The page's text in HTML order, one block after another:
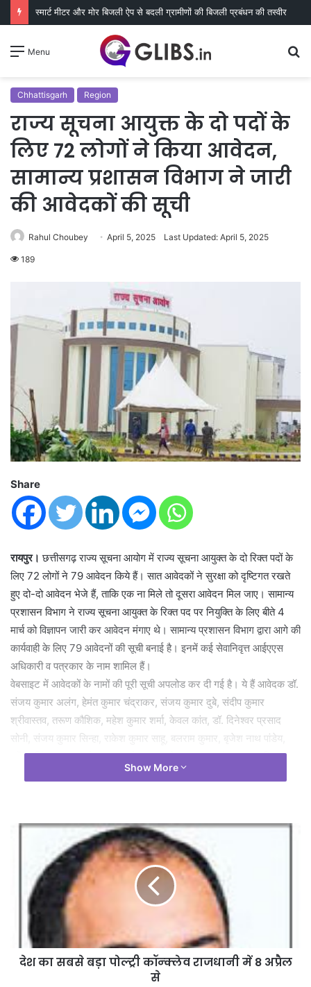
स्मार्ट मीटर और मोर बिजली ऐप से बदली ग्रामीणों की बिजली प्रबंधन की तस्वीर
Menu
Chhattisgarh Region
राज्य सूचना आयुक्त के दो पदों के
लिए 72 लोगों ने किया आवेदन,
सामान्य प्रशासन विभाग ने जारी
की आवेदकों की सूची
Rahul Choubey April 5, 2025 Last Updated: April 5, 2025
189
Share
रायपुर। छत्तीसगढ़ राज्य सूचना आयोग में राज्य सूचना आयुक्त के दो रिक्त पदों के
लिए 72 लोगों ने 79 आवेदन किये हैं। सात आवेदकों ने सुरक्षा को दृष्टिगत रखते
हुए दो-दो आवेदन भेजे हैं, ताकि एक ना मिले तो दूसरा आवेदन मिल जाए। सामान्य
प्रशासन विभाग ने राज्य सूचना आयुक्त के रिक्त पद पर नियुक्ति के लिए बीते 4
मार्च को विज्ञापन जारी कर आवेदन मंगाए थे। सामान्य प्रशासन विभाग द्वारा आगे की
कार्यवाही के लिए 79 आवेदनों की सूची बनाई है। इनमें कई सेवानिवृत्त आईएएस
अधिकारी व पत्रकार के नाम शामिल हैं।
वेबसाइट में आवेदकों के नामों की पूरी सूची अपलोड कर दी गई है। ये हैं आवेदक डॉ.
संजय कुमार अलंग, हेमंत कुमार चंद्राकर, संजय कुमार दुबे, संदीप कुमार
श्रीवास्तव, तरूण कौशिक, महेश कुमार शर्मा, केवल कांत, डॉ. दिनेश्वर प्रसाद
सोनी, संजय कुमार सिन्हा, राकेश कुमार साहू, बलराम कुमार, बृजेश नाथ पांडेय,
नरेंद्र सिंह चावला, मनोज राय, यशोदा यादव, हेमराज साहू, संजय कुमार सिन्हा,
उमेश कुमार अग्रवाल, आलोक मिश्रा, रुद्र अवस्थी, डॉ. जितेंद्र कुमार सिंगरौल,
कीर्तन प्रसाद श्रीवास, घनाराम साहू, सिद्धी शर्मा, पियुष पांडेय, बृजेश कुमार मिश्रा,
ज्योति दामले, रजनीश चंद्राकर, केशव केदार नाथ शर्मा, डॉ. शिरीषचंद्र मिश्रा,
डॉ. सुनील कुमार सिंह, राजकुमार मिश्रा, मनोज राय, विजय कुमार लांजे, देवी
प्रसाद चंद्राकर, सुरेंद्र कुमार पांडेय, ललित कुमार सोनी, सुरेंद्र कुमार, राजेश
लाहोटी, रेनू नंदी, नवल सिंह ठाकुर, गुरमीत सिंह खालसा, छबिलेश्वर जोशी,
अमरेन्दर जीत परिहार, जयेश बोथरा, कृष्ण नंदन सिंह, दीपक कुमार जैन, डॉ.
नीरज गजेंद्र, विद्या सोनी, राजेंद्र कुमार पाध्ये, अभिनंदन मिश्रा, अनुज कुमार
पटेल, परसराम टंडन, राजेश कुमार श्रीवास्तव, कौस्तुभ पेंडसे, अमृत कुमार
खलखो, एचएस रात्रे, गौतम कुमार, अनिल तिवारी, वैश्वनी सिन्हा, मीना चंदेल,
Show More
देश का सबसे बड़ा पोल्ट्री कॉन्क्लेव राजधानी में 8 अप्रैल
से